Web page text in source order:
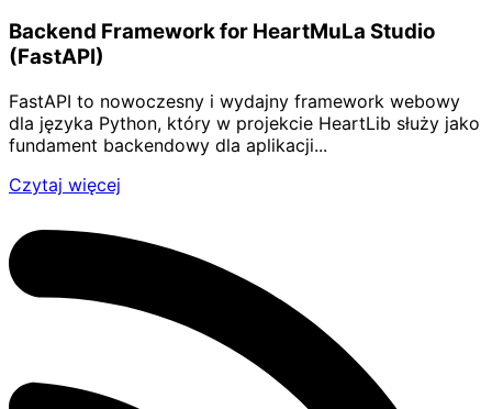
Backend Framework for HeartMuLa Studio
(FastAPI)
FastAPI to nowoczesny i wydajny framework webowy
dla języka Python, który w projekcie HeartLib służy jako
fundament backendowy dla aplikacji...
Czytaj więcej